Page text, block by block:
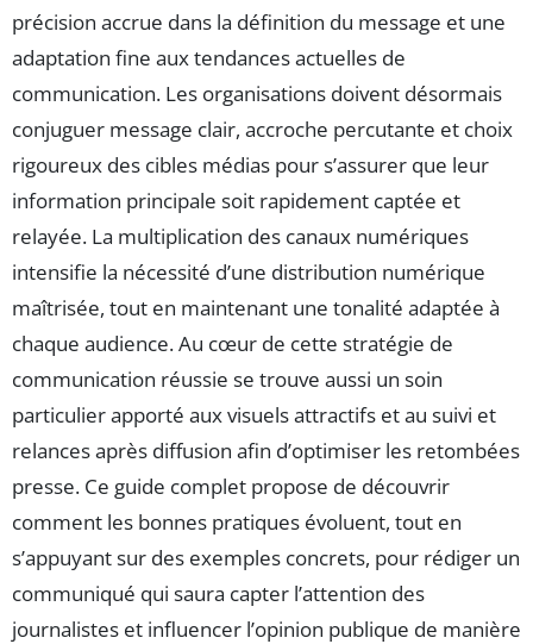
précision accrue dans la définition du message et une
adaptation fine aux tendances actuelles de
communication. Les organisations doivent désormais
conjuguer message clair, accroche percutante et choix
rigoureux des cibles médias pour s’assurer que leur
information principale soit rapidement captée et
relayée. La multiplication des canaux numériques
intensifie la nécessité d’une distribution numérique
maîtrisée, tout en maintenant une tonalité adaptée à
chaque audience. Au cœur de cette stratégie de
communication réussie se trouve aussi un soin
particulier apporté aux visuels attractifs et au suivi et
relances après diffusion afin d’optimiser les retombées
presse. Ce guide complet propose de découvrir
comment les bonnes pratiques évoluent, tout en
s’appuyant sur des exemples concrets, pour rédiger un
communiqué qui saura capter l’attention des
journalistes et influencer l’opinion publique de manière